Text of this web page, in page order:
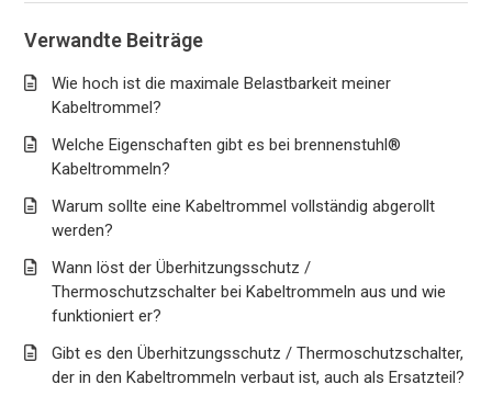
Verwandte Beiträge
Wie hoch ist die maximale Belastbarkeit meiner
Kabeltrommel?
Welche Eigenschaften gibt es bei brennenstuhl®
Kabeltrommeln?
Warum sollte eine Kabeltrommel vollständig abgerollt
werden?
Wann löst der Überhitzungsschutz /
Thermoschutzschalter bei Kabeltrommeln aus und wie
funktioniert er?
Gibt es den Überhitzungsschutz / Thermoschutzschalter,
der in den Kabeltrommeln verbaut ist, auch als Ersatzteil?